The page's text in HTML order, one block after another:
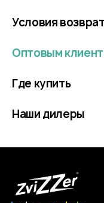
Условия
Оптовым
Где купить
Наши дилеры